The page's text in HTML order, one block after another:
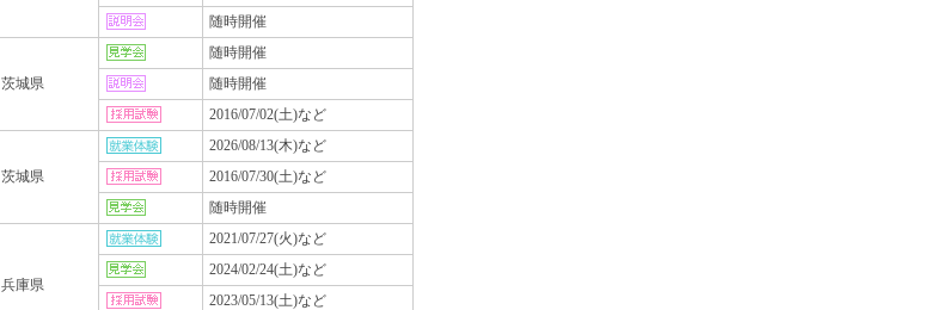
随時開催
茨城県
随時開催
随時開催
2016/07/02(土)など
茨城県
2026/08/13(木)など
2016/07/30(土)など
随時開催
兵庫県
2021/07/27(火)など
2024/02/24(土)など
2023/05/13(土)など